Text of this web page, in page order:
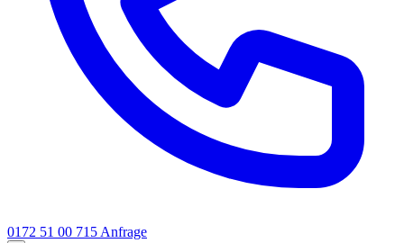
0172 51 00 715 Anfrage